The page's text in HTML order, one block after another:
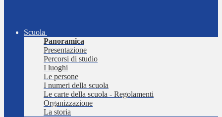
Scuola
Panoramica
Presentazione
Percorsi di studio
I luoghi
Le persone
I numeri della scuola
Le carte della scuola - Regolamenti
Organizzazione
La storia